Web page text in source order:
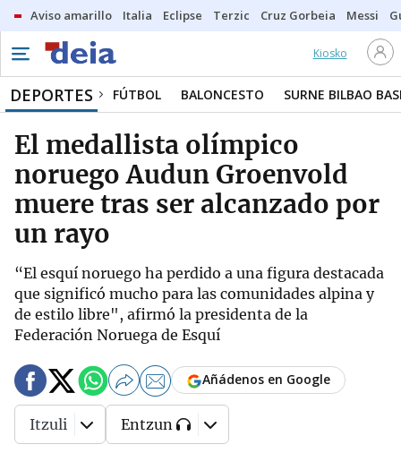
Aviso amarillo Italia Eclipse Terzic Cruz Gorbeia Messi
Kiosko
DEPORTES FÚTBOL BALONCESTO SURNE BILBAO
El medallista olímpico
noruego Audun Groenvold
muere tras ser alcanzado por
un rayo
“El esquí noruego ha perdido a una figura destacada
que significó mucho para las comunidades alpina y
de estilo libre", afirmó la presidenta de la
Federación Noruega de Esquí
Añádenos en Google
Itzuli Entzun